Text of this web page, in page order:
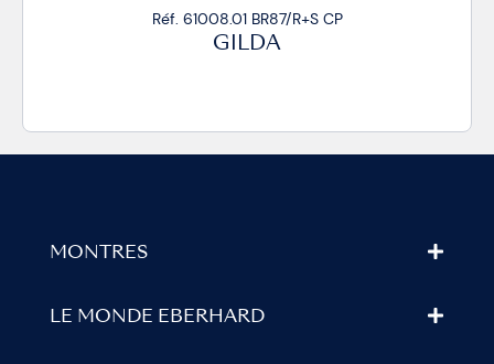
Réf. 61008.01 BR87 CP
MONTRES
LE MONDE EBERHARD